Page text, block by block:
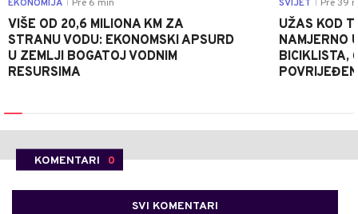
EKONOMIJA Pre 6 min
VIŠE OD 20,6 MILIONA KM ZA
STRANU VODU: EKONOMSKI APSURD
U ZEMLJI BOGATOJ VODNIM
RESURSIMA
SVIJET Pre 39
UŽAS KOD
NAMJERNO
BICIKLISTA,
KOMENTARI 0
SVI KOMENTARI